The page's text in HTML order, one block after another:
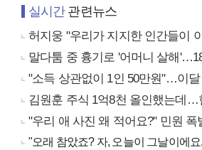
실시간관련뉴스
허지웅 "우리가 지지한 인간들이 이
말다툼 중 흉기로 '어머니 살해
"소득 상관없이 1인 50만원"…이달
김원훈 주식 1억8천 올인했는데…
"우리 애 사진 왜 적어요?" 민원
"오래 참았죠? 자, 오늘이 그날이에요